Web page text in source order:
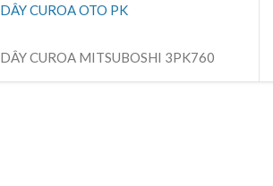
DÂY CUROA OTO PK
DÂY CUROA MITSUBOSHI 3PK760